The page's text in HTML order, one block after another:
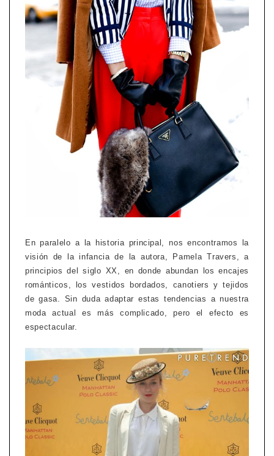
En paralelo a la historia principal, nos encontramos la
visión de la infancia de la autora, Pamela Travers, a
principios del siglo XX, en donde abundan los encajes
románticos, los vestidos bordados, canotiers y tejidos
de gasa. Sin duda adaptar estas tendencias a nuestra
moda actual es más complicado, pero el efecto es
espectacular.